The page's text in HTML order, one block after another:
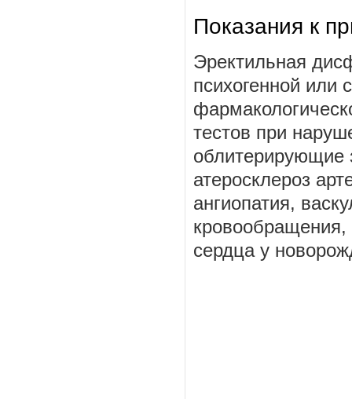
Показания к
Эректильная
психогенной или
тестов при
облитерирующие
атеросклероз
ангиопатия,
сердца у